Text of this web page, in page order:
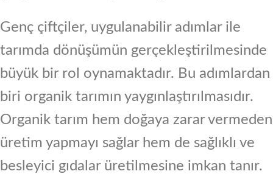
Genç çiftçiler, uygulanabilir adımlar ile
tarımda dönüşümün gerçekleştirilmesinde
büyük bir rol oynamaktadır. Bu adımlardan
biri organik tarımın yaygınlaştırılmasıdır.
Organik tarım hem doğaya zarar vermeden
üretim yapmayı sağlar hem de sağlıklı ve
besleyici gıdalar üretilmesine imkan tanır.